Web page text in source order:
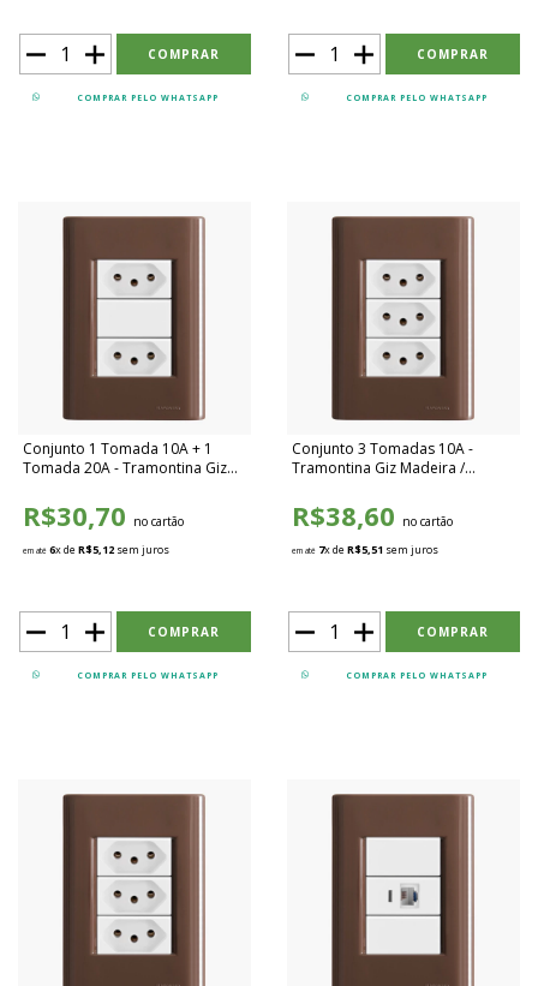
COMPRAR PELO WHATSAPP COMPRAR PELO WHATSAPP
Conjunto 1 Tomada 10A + 1
Tomada 20A - Tramontina Giz
R$30,70 no cartão
em até 6x deR$5,12 sem juros
COMPRAR PELO WHATSAPP
Conjunto 3 Tomadas 10A -
Tramontina Giz Madeira /
R$38,60 no cartão
em até 7x deR$5,51 sem juros
COMPRAR PELO WHATSAPP